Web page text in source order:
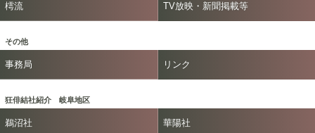
樗流 TV放映・新聞掲載等
その他
事務局 リンク
狂俳結社紹介 岐阜地区
鵜沼社 華陽社